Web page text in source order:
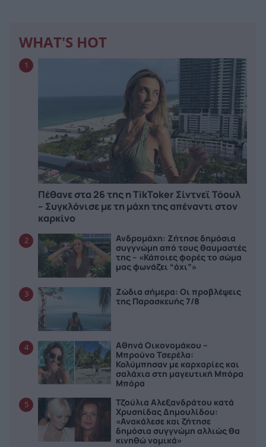
WHAT'S HOT
1
Πέθανε στα 26 της η TikToker Σίντνεϊ Τόουλ
– Συγκλόνισε με τη μάχη της απέναντι στον
καρκίνο
2
Ανδρομάχη: Ζήτησε δημόσια
συγγνώμη από τους θαυμαστές
της – «Κάποιες φορές το σώμα
μας φωνάζει “όχι”»
3
Ζώδια σήμερα: Οι προβλέψεις
της Παρασκευής 7/8
4
Αθηνά Οικονομάκου –
Μπρούνο Τσερέλα:
Κολύμπησαν με καρχαρίες και
σαλάχια στη μαγευτική Μπόρα
Μπόρα
5
Τζούλια Αλεξανδράτου κατά
Χρυσηίδας Δημουλίδου:
«Ανακάλεσε και ζήτησε
δημόσια συγγνώμη αλλιώς θα
κινηθώ νομικά»